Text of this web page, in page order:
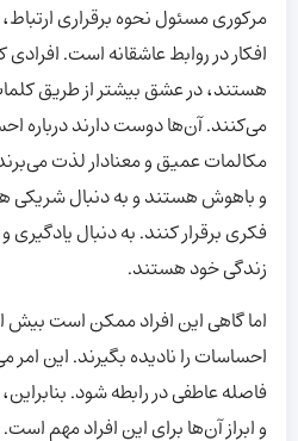
مرکوری مسئول نحوه برقراری
افکار در روابط عاشقانه است.
هستند، در عشق بیشتر از طریق
می‌کنند. آن‌ها دوست دارند درباره
مکالمات عمیق و معنادار لذت
و باهوش هستند و به دنبال شریکی
فکری برقرار کنند. به دنبال
زندگی خود هستند.
اما گاهی این افراد ممکن است بیش
احساسات را نادیده بگیرند. این امر
فاصله عاطفی در رابطه شود.
و ابراز آن‌ها برای این افراد مهم است.